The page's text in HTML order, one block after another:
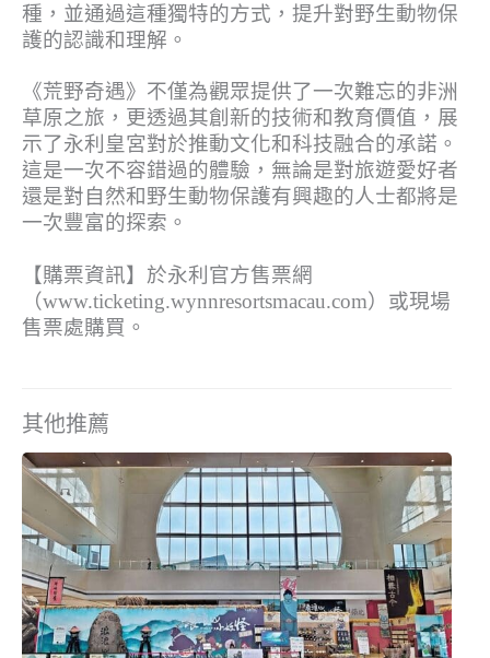
種，並通過這種獨特的方式，提升對野生動物保
護的認識和理解。
《荒野奇遇》不僅為觀眾提供了一次難忘的非洲
草原之旅，更透過其創新的技術和教育價值，展
示了永利皇宮對於推動文化和科技融合的承諾。
這是一次不容錯過的體驗，無論是對旅遊愛好者
還是對自然和野生動物保護有興趣的人士都將是
一次豐富的探索。
【購票資訊】於永利官方售票網
（www.ticketing.wynnresortsmacau.com）或現場
售票處購買。
其他推薦